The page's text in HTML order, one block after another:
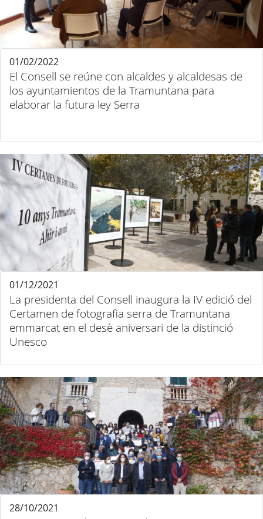
El Consell se reúne con alcaldes y alcaldesas de
los ayuntamientos de la Tramuntana para
elaborar la futura ley Serra
01/02/2022
La presidenta del Consell inaugura la IV edició del
Certamen de fotografia serra de Tramuntana
emmarcat en el desè aniversari de la distinció
Unesco
01/12/2021
28/10/2021